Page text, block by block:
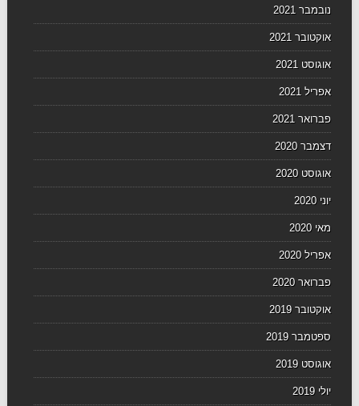
נובמבר 2021
אוקטובר 2021
אוגוסט 2021
אפריל 2021
פברואר 2021
דצמבר 2020
אוגוסט 2020
יוני 2020
מאי 2020
אפריל 2020
פברואר 2020
אוקטובר 2019
ספטמבר 2019
אוגוסט 2019
יולי 2019